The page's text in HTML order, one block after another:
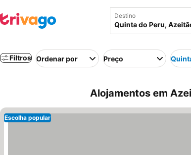
Destino
Filtros Ordenar por Preço
Alojamentos em
Escolha popular